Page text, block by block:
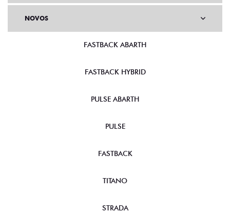
NOVOS
FASTBACK ABARTH
FASTBACK HYBRID
PULSE ABARTH
PULSE
FASTBACK
TITANO
STRADA